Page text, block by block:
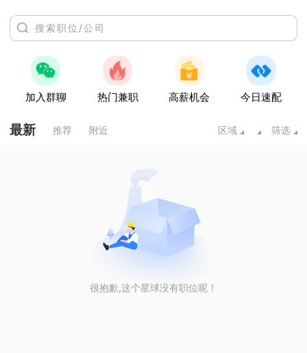
加入群聊 热门兼职 高薪机会 今日速配
最新 推荐 附近 区域 筛选
很抱歉,这个星球没有职位呢！